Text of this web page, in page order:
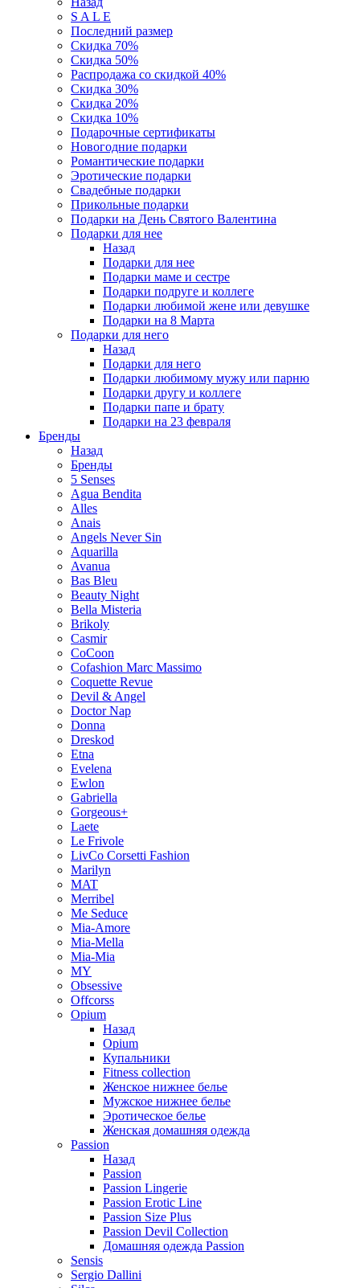
S A L E
Последний размер
Скидка 70%
Скидка 50%
Распродажа со скидкой 40%
Скидка 30%
Скидка 20%
Скидка 10%
Подарочные сертификаты
Новогодние подарки
Романтические подарки
Эротические подарки
Свадебные подарки
Прикольные подарки
Подарки на День Святого Валентина
Подарки для нее
Назад
Подарки для нее
Подарки маме и сестре
Подарки подруге и коллеге
Подарки любимой жене или девушке
Подарки на 8 Марта
Подарки для него
Назад
Подарки для него
Подарки любимому мужу или парню
Подарки другу и коллеге
Подарки папе и брату
Подарки на 23 февраля
Бренды
Назад
Бренды
5 Senses
Agua Bendita
Alles
Anais
Angels Never Sin
Aquarilla
Avanua
Bas Bleu
Beauty Night
Bella Misteria
Brikoly
Casmir
CoCoon
Cofashion Marc Massimo
Coquette Revue
Devil & Angel
Doctor Nap
Donna
Dreskod
Etna
Evelena
Ewlon
Gabriella
Gorgeous+
Laete
Le Frivole
LivCo Corsetti Fashion
Marilyn
MAT
Merribel
Me Seduce
Mia-Amore
Mia-Mella
Mia-Mia
MY
Obsessive
Offcorss
Opium
Назад
Opium
Купальники
Fitness collection
Женское нижнее белье
Мужское нижнее белье
Эротическое белье
Женская домашняя одежда
Passion
Назад
Passion
Passion Lingerie
Passion Erotic Line
Passion Size Plus
Passion Devil Collection
Домашняя одежда Passion
Sensis
Sergio Dallini